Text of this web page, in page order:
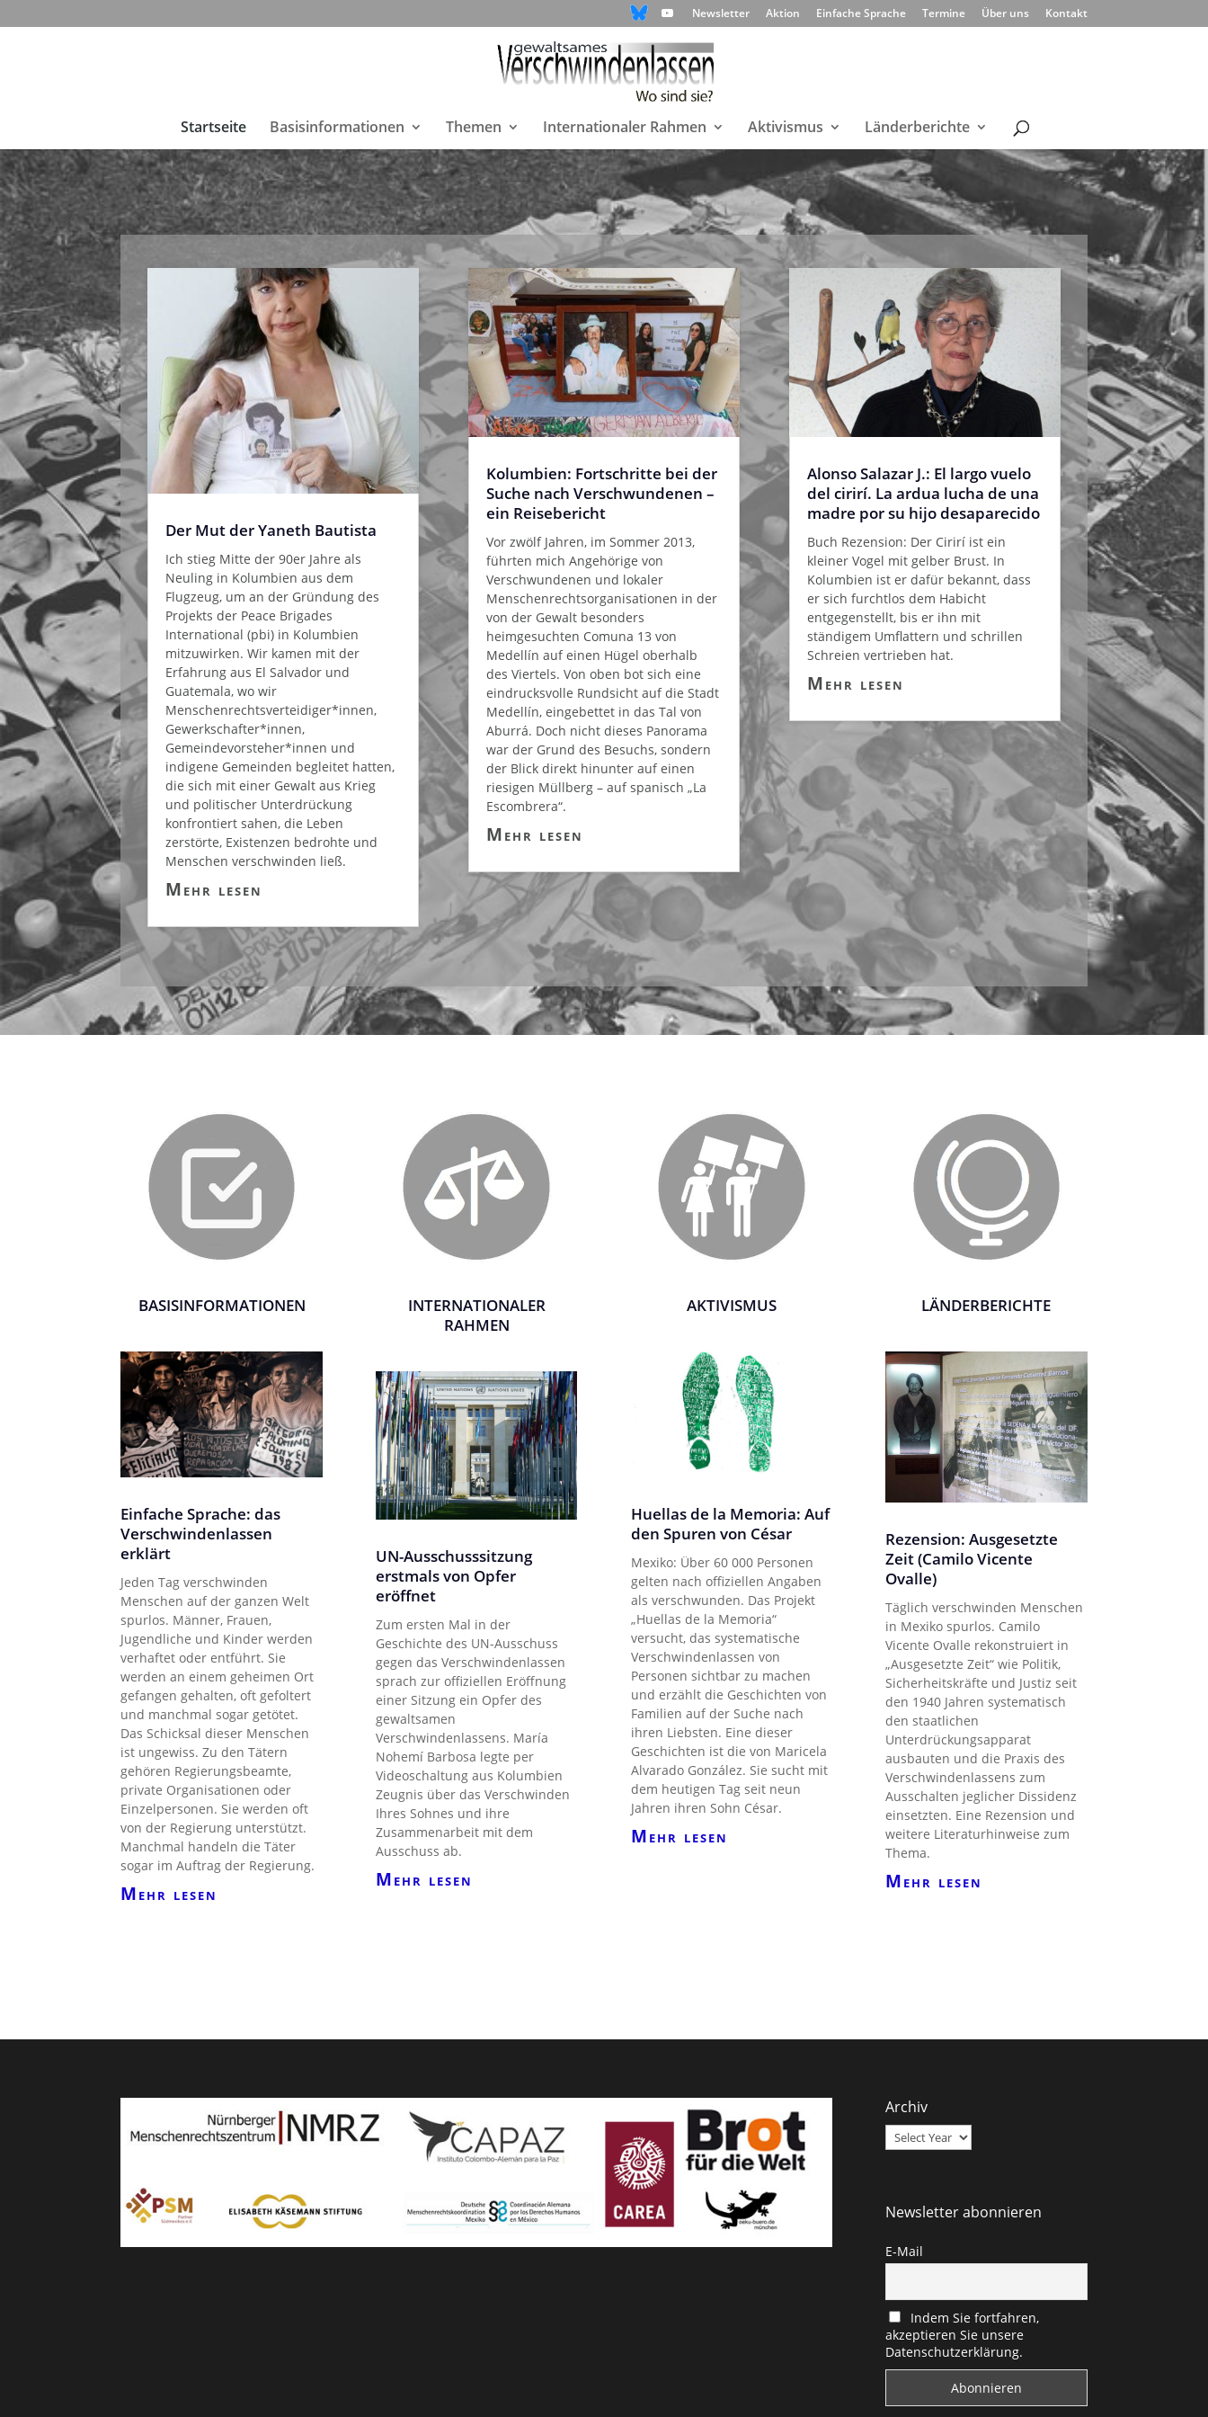
Newsletter Aktion Einfache Sprache Termine Über uns Kontakt
Startseite Basisinformationen Themen Internationaler Rahmen Aktivismus Länderberichte
Der Mut der Yaneth Bautista
Ich stieg Mitte der 90er Jahre als
Neuling in Kolumbien aus dem
Flugzeug, um an der Gründung des
Projekts der Peace Brigades
International (pbi) in Kolumbien
mitzuwirken. Wir kamen mit der
Erfahrung aus El Salvador und
Guatemala, wo wir
Menschenrechtsverteidiger*innen,
Gewerkschafter*innen,
Gemeindevorsteher*innen und
indigene Gemeinden begleitet hatten,
die sich mit einer Gewalt aus Krieg
und politischer Unterdrückung
konfrontiert sahen, die Leben
zerstörte, Existenzen bedrohte und
Menschen verschwinden ließ.
Mehr lesen
Kolumbien: Fortschritte bei der
Suche nach Verschwundenen –
ein Reisebericht
Vor zwölf Jahren, im Sommer 2013,
führten mich Angehörige von
Verschwundenen und lokaler
Menschenrechtsorganisationen in der
von der Gewalt besonders
heimgesuchten Comuna 13 von
Medellín auf einen Hügel oberhalb
des Viertels. Von oben bot sich eine
eindrucksvolle Rundsicht auf die Stadt
Medellín, eingebettet in das Tal von
Aburrá. Doch nicht dieses Panorama
war der Grund des Besuchs, sondern
der Blick direkt hinunter auf einen
riesigen Müllberg – auf spanisch „La
Escombrera“.
Mehr lesen
Alonso Salazar J.: El largo vuelo
del cirirí. La ardua lucha de una
madre por su hijo desaparecido
Buch Rezension: Der Cirirí ist ein
kleiner Vogel mit gelber Brust. In
Kolumbien ist er dafür bekannt, dass
er sich furchtlos dem Habicht
entgegenstellt, bis er ihn mit
ständigem Umflattern und schrillen
Schreien vertrieben hat.
Mehr lesen
BASISINFORMATIONEN
Einfache Sprache: das
Verschwindenlassen
erklärt
Jeden Tag verschwinden
Menschen auf der ganzen Welt
spurlos. Männer, Frauen,
Jugendliche und Kinder werden
verhaftet oder entführt. Sie
werden an einem geheimen Ort
gefangen gehalten, oft gefoltert
und manchmal sogar getötet.
Das Schicksal dieser Menschen
ist ungewiss. Zu den Tätern
gehören Regierungsbeamte,
private Organisationen oder
Einzelpersonen. Sie werden oft
von der Regierung unterstützt.
Manchmal handeln die Täter
sogar im Auftrag der Regierung.
Mehr lesen
INTERNATIONALER
RAHMEN
UN-Ausschusssitzung
erstmals von Opfer
eröffnet
Zum ersten Mal in der
Geschichte des UN-Ausschuss
gegen das Verschwindenlassen
sprach zur offiziellen Eröffnung
einer Sitzung ein Opfer des
gewaltsamen
Verschwindenlassens. María
Nohemí Barbosa legte per
Videoschaltung aus Kolumbien
Zeugnis über das Verschwinden
Ihres Sohnes und ihre
Zusammenarbeit mit dem
Ausschuss ab.
Mehr lesen
AKTIVISMUS
Huellas de la Memoria: Auf
den Spuren von César
Mexiko: Über 60 000 Personen
gelten nach offiziellen Angaben
als verschwunden. Das Projekt
„Huellas de la Memoria“
versucht, das systematische
Verschwindenlassen von
Personen sichtbar zu machen
und erzählt die Geschichten von
Familien auf der Suche nach
ihren Liebsten. Eine dieser
Geschichten ist die von Maricela
Alvarado González. Sie sucht mit
dem heutigen Tag seit neun
Jahren ihren Sohn César.
Mehr lesen
LÄNDERBERICHTE
Rezension: Ausgesetzte
Zeit (Camilo Vicente
Ovalle)
Täglich verschwinden Menschen
in Mexiko spurlos. Camilo
Vicente Ovalle rekonstruiert in
„Ausgesetzte Zeit“ wie Politik,
Sicherheitskräfte und Justiz seit
den 1940 Jahren systematisch
den staatlichen
Unterdrückungsapparat
ausbauten und die Praxis des
Verschwindenlassens zum
Ausschalten jeglicher Dissidenz
einsetzten. Eine Rezension und
weitere Literaturhinweise zum
Thema.
Mehr lesen
Archiv
Newsletter abonnieren
E-Mail
Indem Sie fortfahren,
akzeptieren Sie unsere
Datenschutzerklärung.